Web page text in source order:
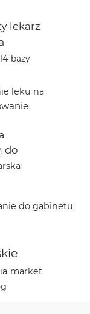
lekarz
l4 bazy
leku na
do
do gabinetu
market